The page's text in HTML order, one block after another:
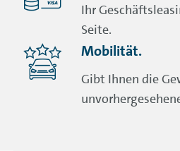
Ihr
Seite.
Mobilität.
Gibt Ihnen die